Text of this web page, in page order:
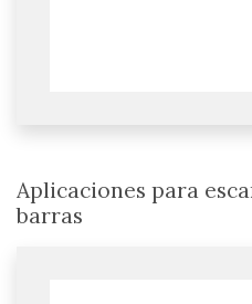
Aplicaciones para
barras